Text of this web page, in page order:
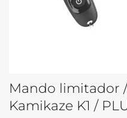
Mando limitador
Kamikaze K1 /